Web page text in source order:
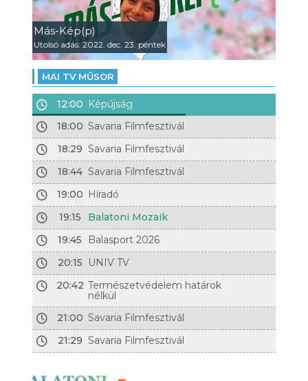
Más-Kép(p)
Utolsó adás: 2022. dec. 23. péntek
MAI TV MŰSOR
12:00 Képújság
18:00 Savaria Filmfesztivál
18:29 Savaria Filmfesztivál
18:44 Savaria Filmfesztivál
19:00 Híradó
19:15
Balatoni Mozaik
19:45
Balasport 2026
20:15
UNIV TV
20:42 Természetvédelem határok
nélkül
21:00 Savaria Filmfesztivál
21:29 Savaria Filmfesztivál